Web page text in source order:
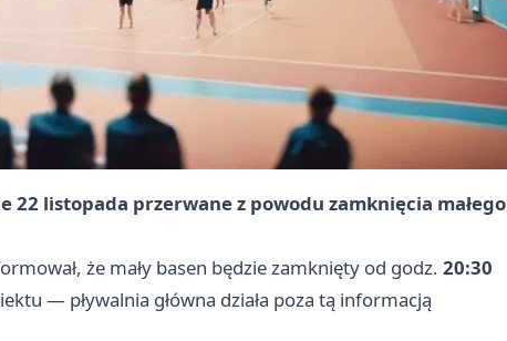
22 listopada przerwane z powodu zamknięcia małego
że mały basen będzie zamknięty od godz. 20:30
— pływalnia główna działa poza tą informacją